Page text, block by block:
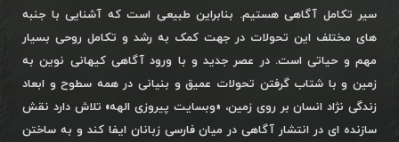
سیر تکامل آگاهی هستیم. بنابراین طبیعی است که آشنایی با جنبه
های مختلف این تحولات در جهت کمک به رشد و تکامل روحی بسیار
مهم و حیاتی است. در عصر جدید و با ورود آگاهی کیهانی نوین به
زمین و با شتاب گرفتن تحولات عمیق و بنیانی در همه سطوح و ابعاد
زندگی نژاد انسان بر روی زمین، «وبسایت پیروزی الهه» تلاش دارد نقش
سازنده ای در انتشار آگاهی در میان فارسی زبانان ایفا کند و به ساختن